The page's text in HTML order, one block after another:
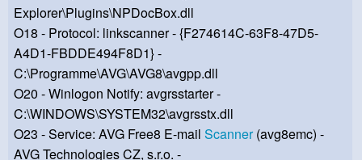
Explorer\Plugins\NPDocBox.dll
O18 - Protocol: linkscanner - {F274614C-63F8-47D5-
A4D1-FBDDE494F8D1} -
C:\Programme\AVG\AVG8\avgpp.dll
O20 - Winlogon Notify: avgrsstarter -
C:\WINDOWS\SYSTEM32\avgrsstx.dll
O23 - Service: AVG Free8 E-mail Scanner(avg8emc) -
AVG Technologies CZ, s.r.o. -